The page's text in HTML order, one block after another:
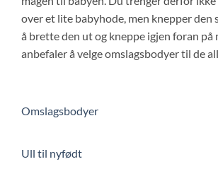
over et lite babyhode, men knepper den
å brette den ut og kneppe igjen foran på
anbefaler å velge omslagsbodyer til de
Omslagsbodyer
Ull til nyfødt